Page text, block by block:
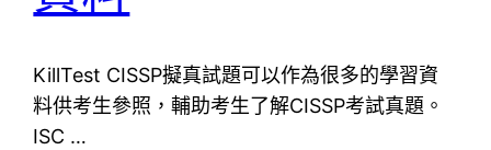
KillTest CISSP擬真試題可以作為很多的學習資
料供考生參照，輔助考生了解CISSP考試真題。
ISC …